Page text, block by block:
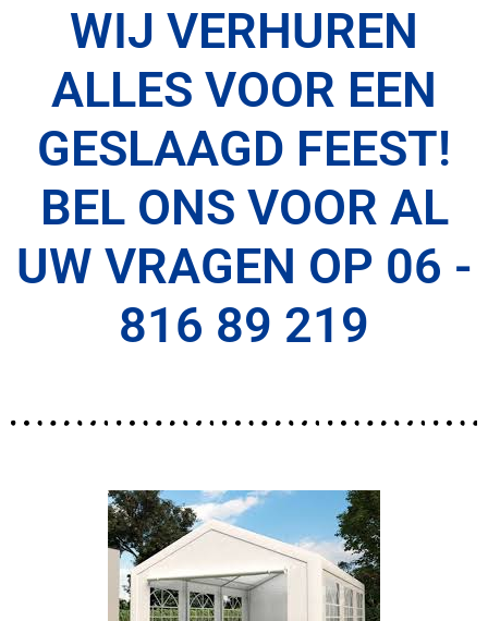
WIJ VERHUREN
ALLES VOOR EEN
GESLAAGD FEEST!
BEL ONS VOOR AL
UW VRAGEN OP 06 -
816 89 219